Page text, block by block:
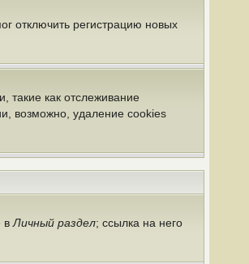
отключить регистрацию новых
такие как отслеживание
возможно, удаление cookies
в Личный раздел; ссылка на него